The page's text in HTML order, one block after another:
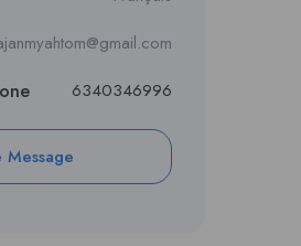
6340346996
Message